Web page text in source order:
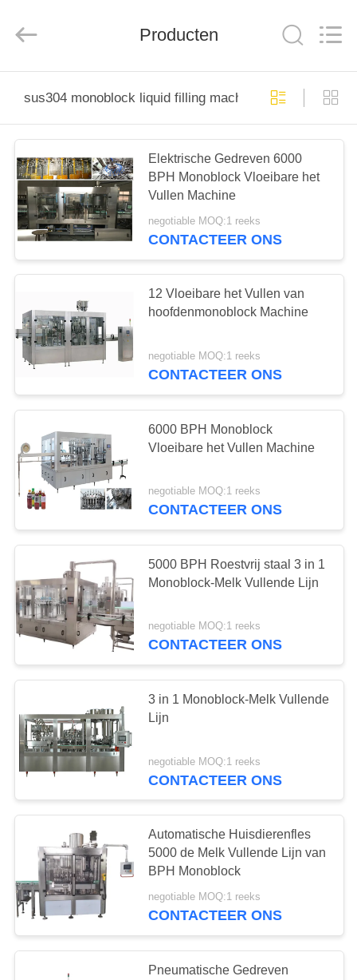
PRODUCTEN
ONGEVEER
ONS
FABRIEKSREIS
KWALITEITSCONTROLE
CONTACTEER
ONS
VERZOEK
OM
EEN
CITAAT
SITEMAP
PRIVACY
POLICY
Management
Services
Producten
sus304 monoblock liquid filling machine
Elektrische Gedreven 6000
BPH Monoblock Vloeibare het
Vullen Machine
negotiable MOQ:1 reeks
CONTACTEER ONS
12 Vloeibare het Vullen van
hoofdenmonoblock Machine
negotiable MOQ:1 reeks
CONTACTEER ONS
6000 BPH Monoblock
Vloeibare het Vullen Machine
negotiable MOQ:1 reeks
CONTACTEER ONS
5000 BPH Roestvrij staal 3 in 1
Monoblock-Melk Vullende Lijn
negotiable MOQ:1 reeks
CONTACTEER ONS
3 in 1 Monoblock-Melk Vullende
Lijn
negotiable MOQ:1 reeks
CONTACTEER ONS
Automatische Huisdierenfles
5000 de Melk Vullende Lijn van
BPH Monoblock
negotiable MOQ:1 reeks
CONTACTEER ONS
Pneumatische Gedreven